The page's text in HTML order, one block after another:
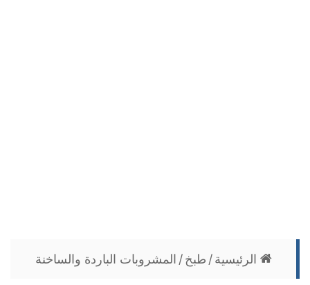
الرئيسية / طبخ / المشروبات الباردة والساخنة